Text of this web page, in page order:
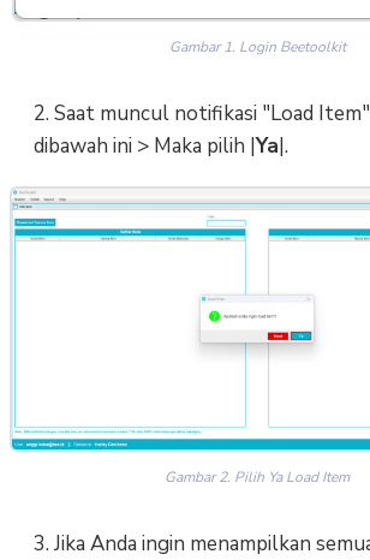
Gambar 1. Login Beetoolkit
2. Saat muncul notifikasi "Load
dibawah ini > Maka pilih |Ya|.
Gambar 2. Pilih Ya Load Item
3. Jika Anda ingin menampilkan